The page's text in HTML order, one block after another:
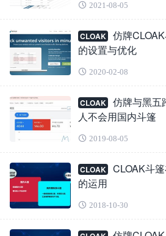
2021-08-05
CLOAK
仿牌
的设置与优化
2020-02-08
CLOAK
仿牌与黑五
人不会用国内斗篷
2019-08-05
CLOAK
CLOAK斗
的运用
2018-10-30